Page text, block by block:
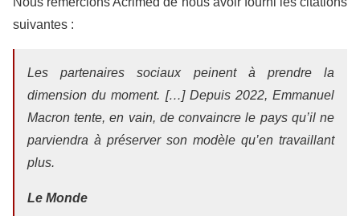
suivantes :
Les partenaires sociaux peinent à prendre la
dimension du moment. […] Depuis 2022, Emmanuel
Macron tente, en vain, de convaincre le pays qu’il ne
parviendra à préserver son modèle qu’en travaillant
plus.
Le Monde